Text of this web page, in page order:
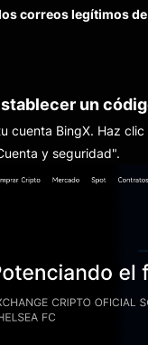
correos legítimos
un
cuenta BingX. Haz
y seguridad".